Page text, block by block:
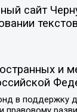
сайт
и
в поддержку